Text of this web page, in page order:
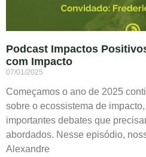
Podcast Impactos
com Impacto
07/01/2025
Começamos o ano de 2025
sobre o ecossistema de
importantes debates que
abordados. Nesse episódio,
Alexandre